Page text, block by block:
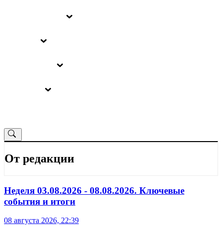
От редакции
Неделя 03.08.2026 - 08.08.2026. Ключевые
события и итоги
08 августа 2026, 22:39